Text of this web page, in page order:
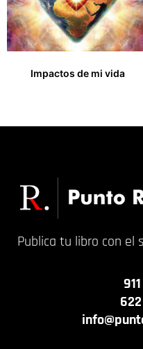
Impactos de mi vida
Publica tu libro con el